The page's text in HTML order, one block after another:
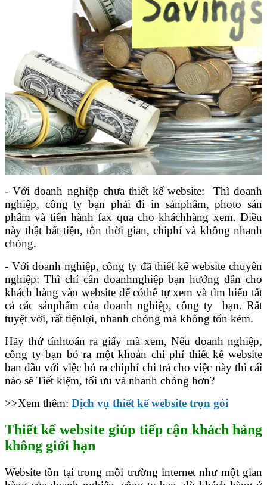
- Với doanh nghiệp chưa thiết kế website: Thì doanh
nghiệp, công ty bạn phải đi in sảnphẩm, photo sản
phẩm và tiến hành fax qua cho kháchhàng xem. Điều
này thật bất tiện, tốn thời gian, chiphí và không nhanh
chóng.
- Với doanh nghiệp, công ty đã thiết kế website chuyên
nghiệp: Thì chỉ cần doanhnghiệp bạn hướng dẫn cho
khách hàng vào website để cóthể tự xem và tìm hiểu tất
cả các sảnphẩm của doanh nghiệp, công ty bạn. Rất
tuyệt vời, rất tiệnlợi, nhanh chóng mà không tốn kém.
Hãy thử tínhtoán ra giấy mà xem, Nếu doanh nghiệp,
công ty bạn bỏ ra một khoản chi phí thiết kế website
ban đầu với việc bỏ ra chiphí chi trả cho việc này thì cái
nào sẽ Tiết kiệm, tối ưu và nhanh chóng hơn?
>>Xem thêm: Dịch vụ thiết kế website trọn gói
Thiết kế website giúp tiếp cận khách hàng
không giới hạn
Website tồn tại trong môi trường internet như một gian